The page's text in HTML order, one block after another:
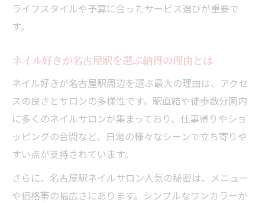
ライフスタイルや予算に合ったサービス選びが重要で
す。
ネイル好きが名古屋駅を選ぶ納得の理由とは
ネイル好きが名古屋駅周辺を選ぶ最大の理由は、アクセ
スの良さとサロンの多様性です。駅直結や徒歩数分圏内
に多くのネイルサロンが集まっており、仕事帰りやショ
ッピングの合間など、日常の様々なシーンで立ち寄りや
すい点が支持されています。
さらに、名古屋駅ネイルサロン人気の秘密は、メニュー
や価格帯の幅広さにあります。シンプルなワンカラーか